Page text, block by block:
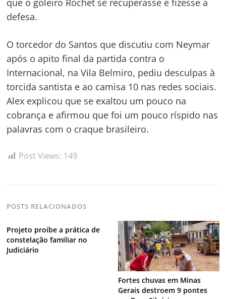
que o goleiro Rochet se recuperasse e fizesse a
defesa.
O torcedor do Santos que discutiu com Neymar
após o apito final da partida contra o
Internacional, na Vila Belmiro, pediu desculpas à
torcida santista e ao camisa 10 nas redes sociais.
Alex explicou que se exaltou um pouco na
cobrança e afirmou que foi um pouco ríspido nas
palavras com o craque brasileiro.
Post Views: 149
POSTS RELACIONADOS
Projeto proíbe a prática de
constelação familiar no
Judiciário
Fortes chuvas em Minas
Gerais destroem 9 pontes